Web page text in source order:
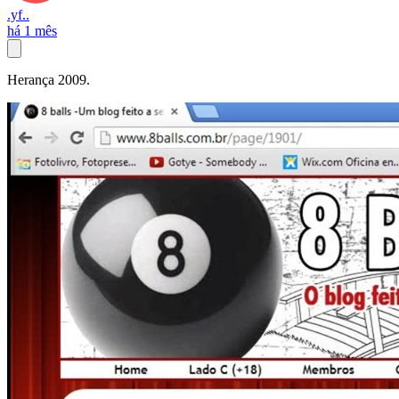
.yf..
há 1 mês
Herança 2009.